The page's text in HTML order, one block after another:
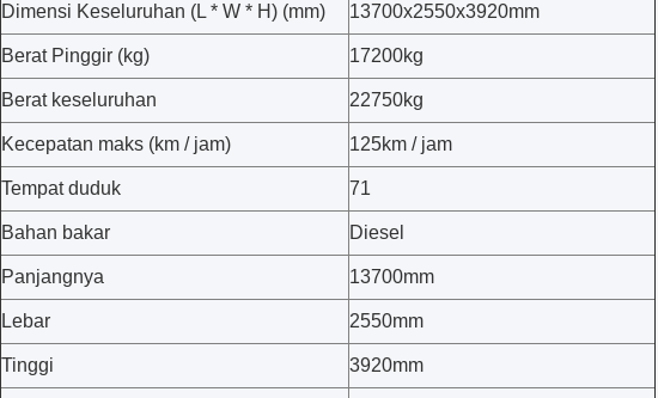
Dimensi Keseluruhan (L * W * H) (mm) 13700x2550x3920mm
Berat Pinggir (kg) 17200kg
Berat keseluruhan 22750kg
Kecepatan maks (km / jam) 125km / jam
Tempat duduk 71
Bahan bakar Diesel
Panjangnya 13700mm
Lebar 2550mm
Tinggi 3920mm